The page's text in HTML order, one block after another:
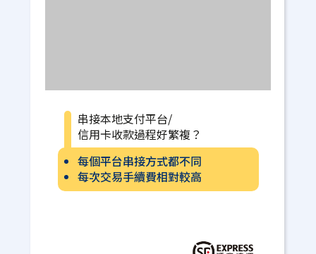
串接本地支付平台/
信用卡收款過程好繁複？
每個平台串接方式都不同
每次交易手續費相對較高